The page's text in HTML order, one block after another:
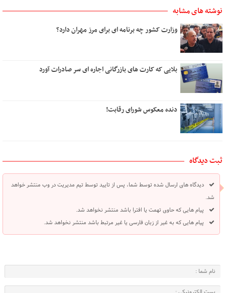
نوشته های مشابه
وزارت کشور چه برنامه ای برای مرز مهران دارد؟
بلایی که کارت های بازرگانی اجاره ای سر صادرات آورد
دنده معکوس شورای رقابت!
ثبت دیدگاه
دیدگاه های ارسال شده توسط شما، پس از تایید توسط تیم مدیریت در وب منتشر خواهد
شد.
پیام هایی که حاوی تهمت یا افترا باشد منتشر نخواهد شد.
پیام هایی که به غیر از زبان فارسی یا غیر مرتبط باشد منتشر نخواهد شد.